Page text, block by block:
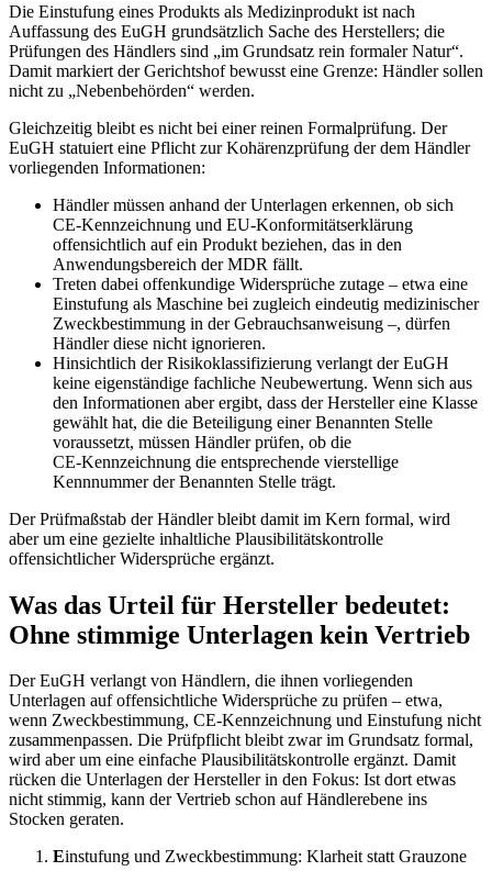
Die Einstufung eines Produkts als Medizinprodukt ist nach
Auffassung des EuGH grundsätzlich Sache des Herstellers; die
Prüfungen des Händlers sind „im Grundsatz rein formaler Natur“.
Damit markiert der Gerichtshof bewusst eine Grenze: Händler sollen
nicht zu „Nebenbehörden“ werden.
Gleichzeitig bleibt es nicht bei einer reinen Formalprüfung. Der
EuGH statuiert eine Pflicht zur Kohärenzprüfung der dem Händler
vorliegenden Informationen:
Händler müssen anhand der Unterlagen erkennen, ob sich
CE‑Kennzeichnung und EU‑Konformitätserklärung
offensichtlich auf ein Produkt beziehen, das in den
Anwendungsbereich der MDR fällt.
Treten dabei offenkundige Widersprüche zutage – etwa eine
Einstufung als Maschine bei zugleich eindeutig medizinischer
Zweckbestimmung in der Gebrauchsanweisung –, dürfen
Händler diese nicht ignorieren.
Hinsichtlich der Risikoklassifizierung verlangt der EuGH
keine eigenständige fachliche Neubewertung. Wenn sich aus
den Informationen aber ergibt, dass der Hersteller eine Klasse
gewählt hat, die die Beteiligung einer Benannten Stelle
voraussetzt, müssen Händler prüfen, ob die
CE‑Kennzeichnung die entsprechende vierstellige
Kennnummer der Benannten Stelle trägt.
Der Prüfmaßstab der Händler bleibt damit im Kern formal, wird
aber um eine gezielte inhaltliche Plausibilitätskontrolle
offensichtlicher Widersprüche ergänzt.
Was das Urteil für Hersteller bedeutet:
Ohne stimmige Unterlagen kein Vertrieb
Der EuGH verlangt von Händlern, die ihnen vorliegenden
Unterlagen auf offensichtliche Widersprüche zu prüfen – etwa,
wenn Zweckbestimmung, CE‑Kennzeichnung und Einstufung nicht
zusammenpassen. Die Prüfpflicht bleibt zwar im Grundsatz formal,
wird aber um eine einfache Plausibilitätskontrolle ergänzt. Damit
rücken die Unterlagen der Hersteller in den Fokus: Ist dort etwas
nicht stimmig, kann der Vertrieb schon auf Händlerebene ins
Stocken geraten.
Einstufung und Zweckbestimmung: Klarheit statt Grauzone